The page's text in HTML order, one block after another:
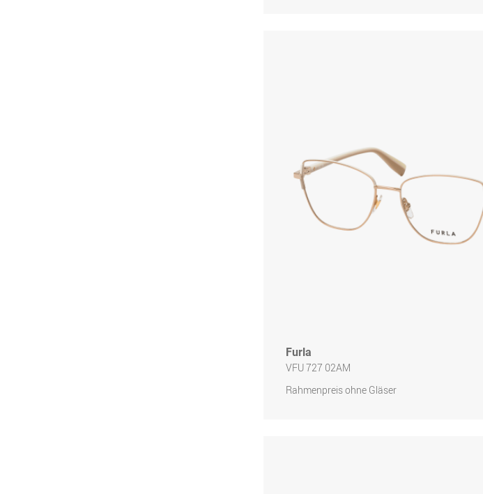
Furla
VFU 727 02AM
Rahmenpreis ohne Gläser